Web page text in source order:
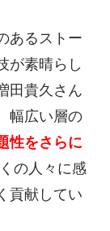
あるストー
が素晴らし
田貴久さん
幅広い層の
性をさらに
の人々に感
貢献してい